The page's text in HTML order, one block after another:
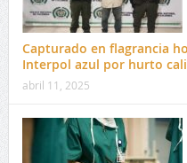
Capturado en flagrancia
Interpol azul por hurto
abril 11, 2025